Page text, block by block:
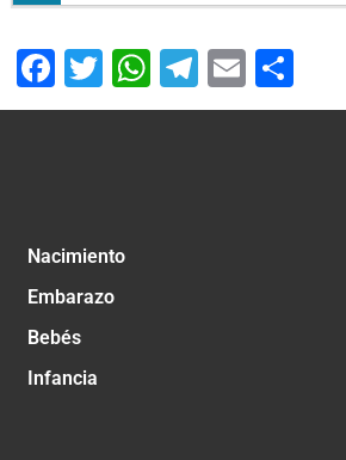
Facebook
Twitter
WhatsApp
Telegram
Email
Nacimiento
Embarazo
Bebés
Infancia